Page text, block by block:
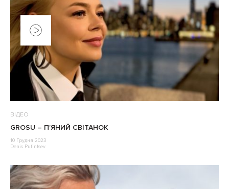
ВІДЕО
GROSU – П’ЯНИЙ СВIТАНОК
10 Грудня 2023
Denis Putintsev